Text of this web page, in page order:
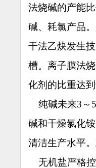
法烧碱的产能
碱、耗氯产品
干法乙炔发生
槽。离子膜法
化剂的比重达
纯碱未来3～
碱和干燥氯化
清洁生产水平
无机盐严格控